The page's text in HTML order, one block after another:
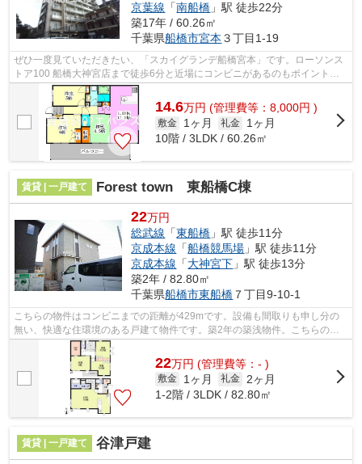
京葉線 「南船橋 」駅 徒歩22分
築17年 / 60.26㎡
千葉県船橋市宮本 ３丁目1-19
ぜひ一度見ていただきたい、「スカイグランデ船橋宮本」です。ローソンス
トア100 船橋大神宮店まで徒歩6分と近場にコンビニがあるのもポイント。
共用部には敷地内ごみ置き場・エレベー...
14.6万円 (管理費等：8,000円 )
敷金 1ヶ月 礼金
1ヶ月
10階 / 3LDK / 60.26㎡
賃貸 | 一戸建て Forest town 東船橋C棟
22万円
総武線 「東船橋 」駅 徒歩11分
京成本線 「船橋競馬場 」駅 徒歩11分
京成本線 「大神宮下 」駅 徒歩13分
築2年 / 82.80㎡
千葉県船橋市東船橋 ７丁目9-10-1
こちらの物件はコンビニまでの距離が429mです。設備も間取りも申し分の
無い、快適な住環境のある戸建て物件です。築2年の築浅物件。こちらの物
件には自走式駐車場があります。戸建てを...
22万円 (管理費等：- )
敷金 1ヶ月 礼金
2ヶ月
1-2階 / 3LDK / 82.80㎡
賃貸 | 一戸建て 谷津戸建